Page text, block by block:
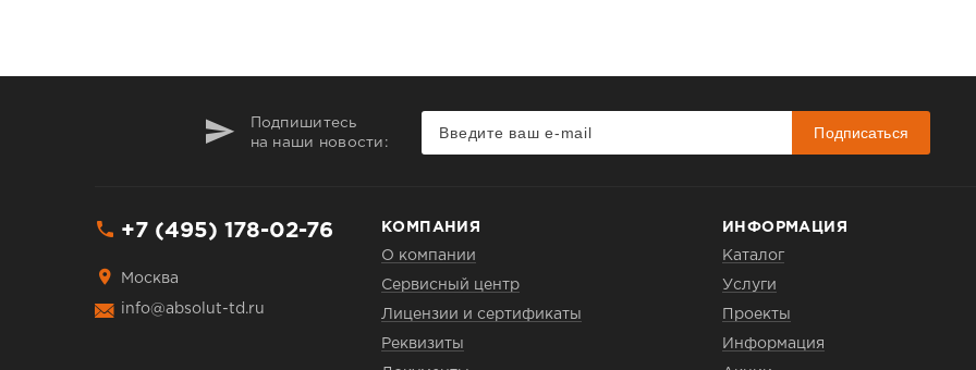
Подпишитесь
на наши новости:
Подписаться
+7 (495) 178-02-76
Москва
info@absolut-td.ru
КОМПАНИЯ
О компании
Сервисный центр
Лицензии и сертификаты
Реквизиты
ИНФОРМАЦИЯ
Каталог
Услуги
Проекты
Информация